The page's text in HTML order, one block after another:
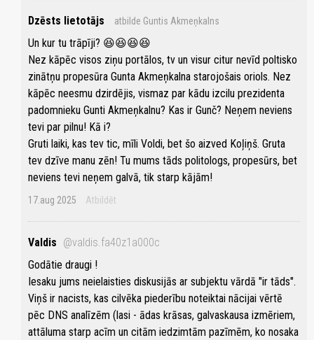
Dzēsts lietotājs atbilde Guntis Akmeņkalns
Un kur tu trāpīji? 😆😆😆😆
Nez kāpēc visos ziņu portālos, tv un visur citur nevīd poltisko
zinātņu propesūra Gunta Akmeņkalna starojošais oriols. Nez
kāpēc neesmu dzirdējis, vismaz par kādu izcilu prezidenta
padomnieku Gunti Akmeņkalnu? Kas ir Gunč? Neņem neviens
tevi par pilnu! Kā i?
Gruti laiki, kas tev tic, mīli Voldi, bet šo aizved Koļiņš. Gruta
tev dzīve manu zēn! Tu mums tāds politologs, propesūrs, bet
neviens tevi neņem galvā, tik starp kājām!
17.aug 2025 Atbildēt
Valdis @valdis.fa40z1a000c
Godātie draugi !
Iesaku jums neielaisties diskusijās ar subjektu vārdā "ir tāds".
Viņš ir nacists, kas cilvēka piederību noteiktai nācijai vērtē
pēc DNS analīzēm (lasi - ādas krāsas, galvaskausa izmēriem,
attāluma starp acīm un citām iedzimtām pazīmēm, ko nosaka